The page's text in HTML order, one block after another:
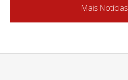
Mais Notícias